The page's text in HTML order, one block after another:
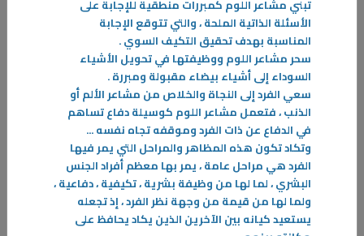
الوطنية… ممارسة يومية
في كل عام، ومع اقتراب الأعياد الوطنية، تتجدد مشاعر الفخر والانتماء، ويعلو
صوت الاحتفال بالوطن. غير أن الوطنية في جوهرها
تبني مشاعر اللوم كمبررات منطقية للإجابة على
الأسئلة الذاتية الملحة ، والتي تتوقع الإجابة
المناسبة بهدف تحقيق التكيف السوي.
سحر مشاعر اللوم ووظيفتها في تحويل الأشياء
السوداء إلى أشياء بيضاء مقبولة ومبررة.
سعي الفرد إلى النجاة والخلاص من مشاعر الألم أو
الذنب ، فتعمل مشاعر اللوم كوسيلة دفاع تساهم
في الدفاع عن ذات الفرد وموقفه تجاه نفسه...
وتكاد تكون هذه المظاهر والمراحل التي يمر فيها
الفرد هي مراحل عامة ، يمر بها معظم أفراد الجنس
البشري ، لما لها من وظيفة بشرية ، تكيفية ، دفاعية ،
ولما لها من قيمة من وجهة نظر الفرد ، إذ تجعله
يستعيد كيانه بين الآخرين الذين يكاد يحافظ على